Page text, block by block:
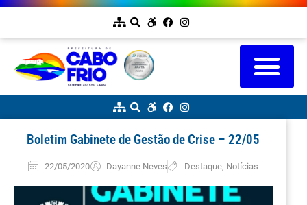
Boletim Gabinete de Gestão de Crise – 22/05
22/05/2020 Dayanne Neves Destaque Notícias